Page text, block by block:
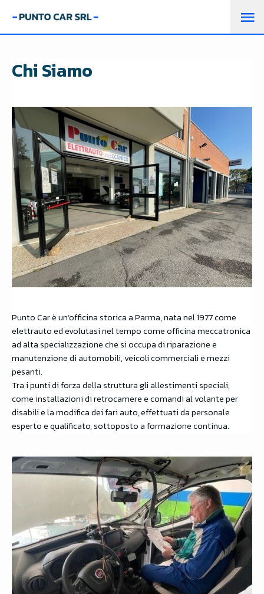
Chi Siamo
Punto Car è un’officina storica a Parma, nata nel 1977 come
elettrauto ed evolutasi nel tempo come officina meccatronica
ad alta specializzazione che si occupa di riparazione e
manutenzione di automobili, veicoli commerciali e mezzi
pesanti.
Tra i punti di forza della struttura gli allestimenti speciali,
come installazioni di retrocamere e comandi al volante per
disabili e la modifica dei fari auto, effettuati da personale
esperto e qualificato, sottoposto a formazione continua.